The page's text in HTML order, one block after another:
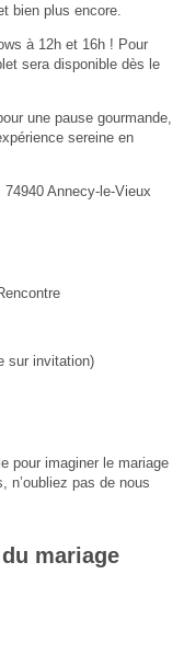
bien plus encore.
à 12h et 16h ! Pour
sera disponible dès le
une pause gourmande,
sereine en
74940 Annecy-le-Vieux
sur invitation)
pour imaginer le mariage
n’oubliez pas de nous
mariage